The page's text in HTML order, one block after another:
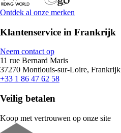
Ontdek al onze merken
Klantenservice in Frankrijk
Neem contact op
11 rue Bernard Maris
37270 Montlouis-sur-Loire, Frankrijk
+33 1 86 47 62 58
Veilig betalen
Koop met vertrouwen op onze site